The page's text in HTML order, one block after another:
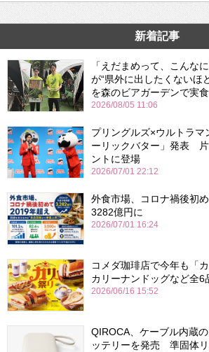
新着記事
「えだまめって、こんな
が“県外に出したくないほ
を森のビアガーデンで実食
2026/08/05 11:06
プリングルズ×ウルトラ
ーリックバター」発表
ントに登場
2026/07/01 22:12
外食市場、コロナ禍後初
3282億円に
2026/07/01 16:24
コメダ珈琲店で今年も「
カリーナンドッグなど全6
2026/06/16 15:52
QIROCA、ケーブル内蔵
ッテリーを発売 準固体